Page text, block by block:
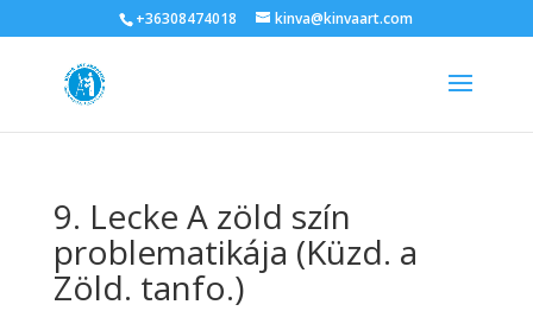
+36308474018 kinva@kinvaart.com
9. Lecke A zöld szín
problematikája (Küzd. a
Zöld. tanfo.)